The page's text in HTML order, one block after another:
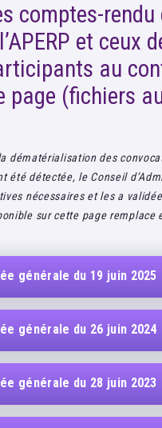
comptes-rendu
et ceux
au
page (fichiers
dématérialisation des
été détectée, le Conseil
nécessaires et les a
sur cette page remplace
générale du 19 juin 2025
générale du 26 juin 2024
générale du 28 juin 2023